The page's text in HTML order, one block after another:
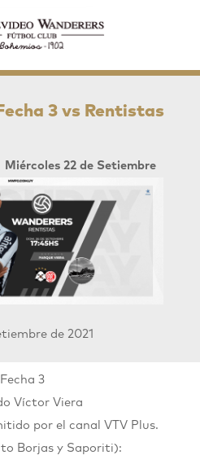
3 vs Rentistas
Miércoles 22 de Setiembre
de 2021
Fecha 3
Víctor Viera
por el canal VTV Plus.
Borjas y Saporiti):